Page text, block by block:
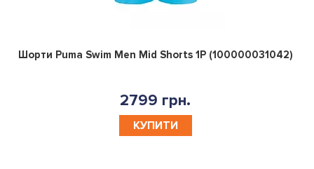
0
Шорти Puma Swim Men Mid Shorts 1P (100000031042)
2799 грн.
КУПИТИ